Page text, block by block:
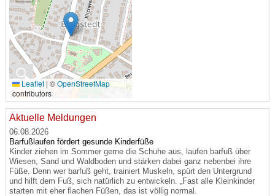
🔍
Leaflet | ©OpenStreetMap
contributors
Aktuelle Meldungen
06.08.2026
Barfußlaufen fördert gesunde Kinderfüße
Kinder ziehen im Sommer gerne die Schuhe aus, laufen barfuß über
Wiesen, Sand und Waldboden und stärken dabei ganz nebenbei ihre
Füße. Denn wer barfuß geht, trainiert Muskeln, spürt den Untergrund
und hilft dem Fuß, sich natürlich zu entwickeln. „Fast alle Kleinkinder
starten mit eher flachen Füßen, das ist völlig normal.